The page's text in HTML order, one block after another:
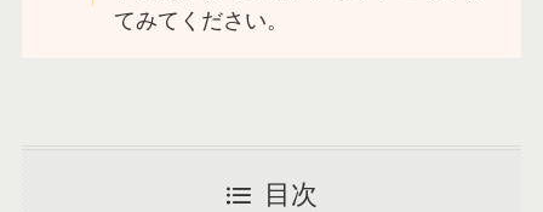
てみてください。
目次